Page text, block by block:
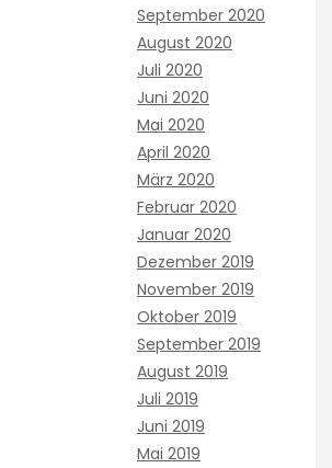
September 2020
August 2020
Juli 2020
Juni 2020
Mai 2020
April 2020
März 2020
Februar 2020
Januar 2020
Dezember 2019
November 2019
Oktober 2019
September 2019
August 2019
Juli 2019
Juni 2019
Mai 2019